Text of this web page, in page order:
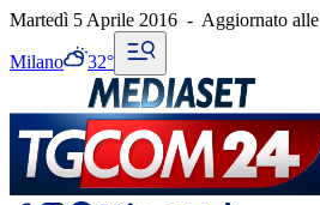
Martedì 5 Aprile 2016 - Aggiornato alle
Milano 32°